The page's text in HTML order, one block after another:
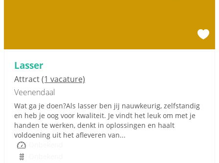
Lasser
Attract(1 vacature)
Veenendaal
Wat ga je doen?Als lasser ben jij nauwkeurig, zelfstandig
en heb je oog voor kwaliteit. Je vindt het leuk om met je
handen te werken, denkt in oplossingen en haalt
voldoening uit het afleveren van...